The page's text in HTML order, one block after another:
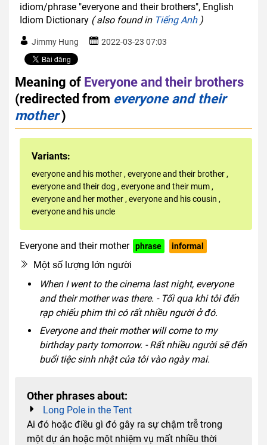
idiom/phrase "everyone and their brothers", English
Idiom Dictionary ( also found in Tiếng Anh)
Jimmy Hung 2022-03-23 07:03
Meaning of Everyone and their brothers
(redirected from everyone and their
mother)
Variants:
everyone and his mother , everyone and their brother ,
everyone and their dog , everyone and their mum ,
everyone and her mother , everyone and his cousin ,
everyone and his uncle
Everyone and their mother phrase informal
Một số lượng lớn người
When I went to the cinema last night, everyone
and their mother was there. - Tối qua khi tôi đến
rạp chiếu phim thì có rất nhiều người ở đó.
Everyone and their mother will come to my
birthday party tomorrow. - Rất nhiều người sẽ đến
buổi tiệc sinh nhật của tôi vào ngày mai.
Other phrases about:
Long Pole in the Tent
Ai đó hoặc điều gì đó gây ra sự chậm trễ trong
một dự án hoặc một nhiệm vụ mất nhiều thời